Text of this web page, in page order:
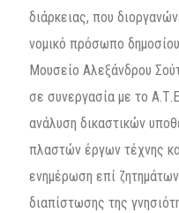
διάρκειας, που
νομικό πρόσωπο
Μουσείο Αλεξάνδρου
σε συνεργασία με το
ανάλυση δικαστικών
πλαστών έργων τέχνης
ενημέρωση επί ζητημάτων
διαπίστωσης της